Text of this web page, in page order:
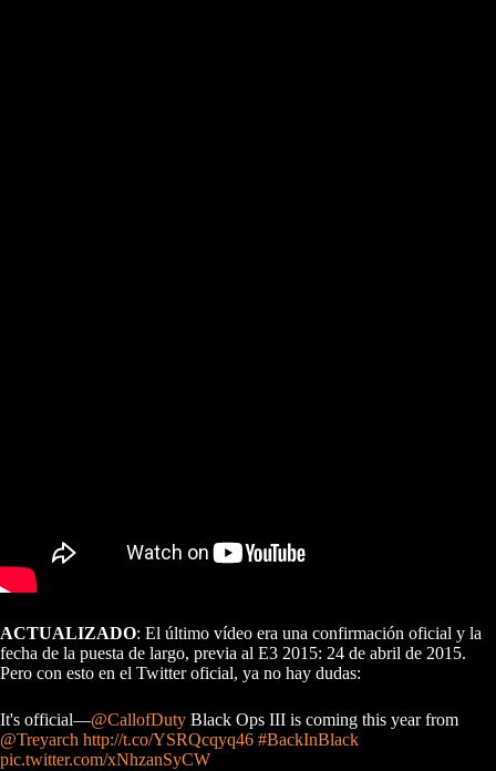
ACTUALIZADO: El último vídeo era una confirmación oficial y la
fecha de la puesta de largo, previa al E3 2015: 24 de abril de 2015.
Pero con esto en el Twitter oficial, ya no hay dudas:
It's official—@CallofDuty Black Ops III is coming this year from
@Treyarch http://t.co/YSRQcqyq46 #BackInBlack
pic.twitter.com/xNhzanSyCW